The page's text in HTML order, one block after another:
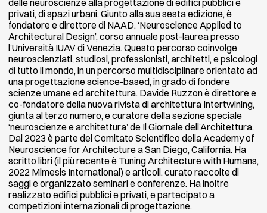
delle neuroscienze alla progettazione di edifici pubblici e
privati, di spazi urbani. Giunto alla sua sesta edizione, è
fondatore e direttore di NAAD, ‘Neuroscience Applied to
Architectural Design’, corso annuale post-laurea presso
l’Università IUAV di Venezia. Questo percorso coinvolge
neuroscienziati, studiosi, professionisti, architetti, e psicologi
di tutto il mondo, in un percorso multidisciplinare orientato ad
una progettazione science-based, in grado di fondere
scienze umane ed architettura. Davide Ruzzon è direttore e
co-fondatore della nuova rivista di architettura Intertwining,
giunta al terzo numero, e curatore della sezione speciale
‘neuroscienze e architettura’ de Il Giornale dell’Architettura.
Dal 2023 è parte del Comitato Scientifico della Academy of
Neuroscience for Architecture a San Diego, California. Ha
scritto libri (il più recente è Tuning Architecture with Humans,
2022 Mimesis International) e articoli, curato raccolte di
saggi e organizzato seminari e conferenze. Ha inoltre
realizzato edifici pubblici e privati, e partecipato a
competizioni internazionali di progettazione.